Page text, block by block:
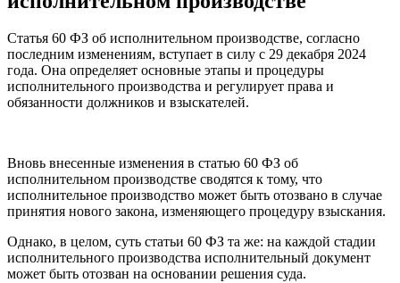
Статья 60 ФЗ об исполнительном производстве, согласно
последним изменениям, вступает в силу с 29 декабря 2024
года. Она определяет основные этапы и процедуры
исполнительного производства и регулирует права и
обязанности должников и взыскателей.
Вновь внесенные изменения в статью 60 ФЗ об
исполнительном производстве сводятся к тому, что
исполнительное производство может быть отозвано в случае
принятия нового закона, изменяющего процедуру взыскания.
Однако, в целом, суть статьи 60 ФЗ та же: на каждой стадии
исполнительного производства исполнительный документ
может быть отозван на основании решения суда.